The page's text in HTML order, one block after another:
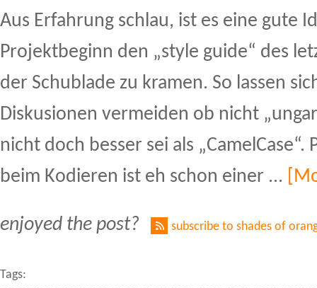
Aus Erfahrung schlau, ist es eine gute
Projektbeginn den „style guide“ des
der Schublade zu kramen. So lassen
Diskusionen vermeiden ob nicht
nicht doch besser sei als „CamelCase“.
beim Kodieren ist eh schon einer ...
enjoyed the post? subscribe to shades of
Tags: